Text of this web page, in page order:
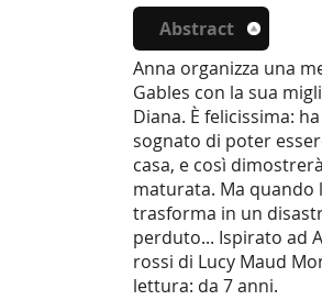
Abstract
Anna organizza una
Gables con la sua
Diana. È felicissima:
sognato di poter
casa, e così
maturata. Ma quando
trasforma in un
perduto... Ispirato ad
rossi di Lucy Maud
lettura: da 7 anni.